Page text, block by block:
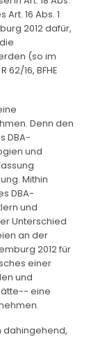
16 Abs. 1
2012 dafür,
(so im
62/16, BFHE
Denn den
DBA-
und
Mithin
DBA-
und
Unterschied
an der
2012 für
einer
und
eine
dahingehend,